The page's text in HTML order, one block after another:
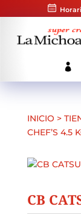
INICIO >
CHEF’S 4.5
CB